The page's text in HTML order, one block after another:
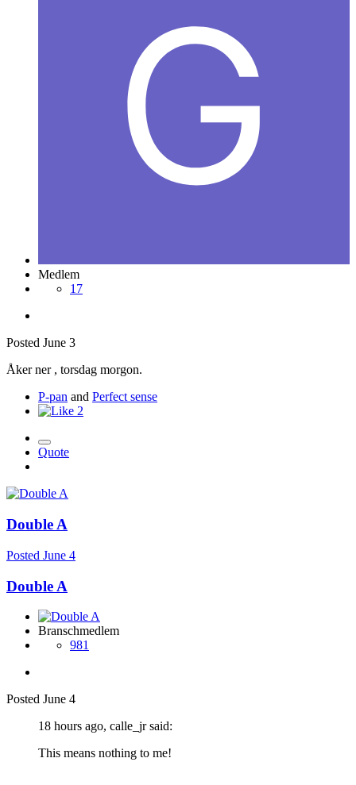
Medlem
17
Posted June 3
Åker ner , torsdag morgon.
P-pan and Perfect sense
2
Quote
Double A
Posted June 4
Double A
Branschmedlem
981
Posted June 4
18 hours ago, calle_jr said:
This means nothing to me!